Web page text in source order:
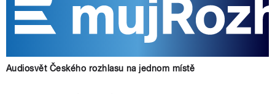
Audiosvět Českého rozhlasu na jednom místě